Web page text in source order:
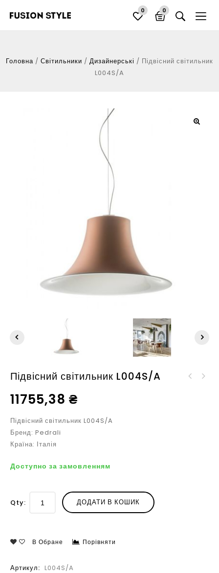
0 0
Головна / Світильники / Дизайнерські / Підвісний світильник
L004S/A
Підвісний світильник L004S/A
11755,38 ₴
Підвісний світильник L004S/A
Бренд: Pedrali
Країна: Італія
Доступно за замовленням
Qty: ДОДАТИ В КОШИК
В Обране Порівняти
Артикул: L004S/A